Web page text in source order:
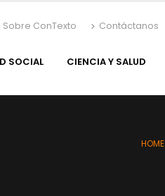
Sobre ConTexto Contáctanos
SOCIAL CIENCIA Y SALUD
HOME